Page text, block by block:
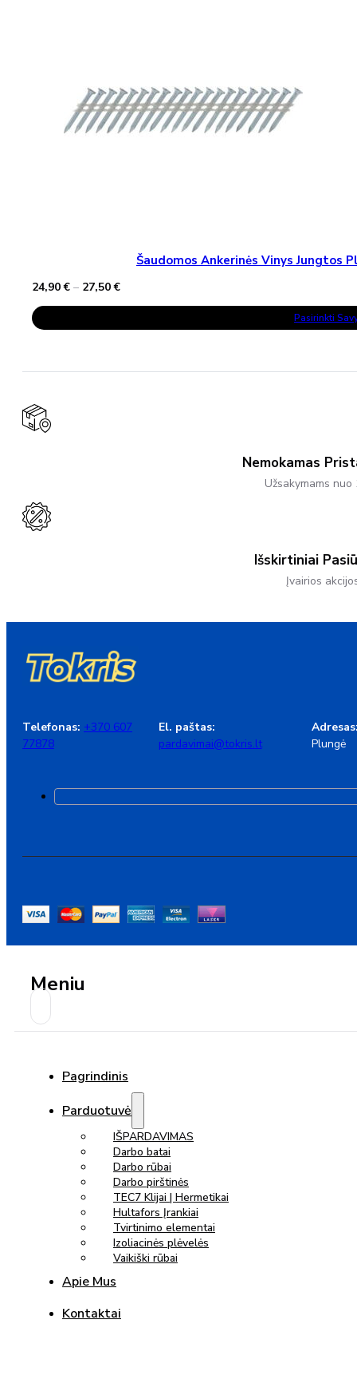
Šaudomos Ankerinės Vinys Jungtos
24,90€ – 27,50€Price
through
Pasirinkti
This
Product
Has
The
Be
Chosen
On
Nemokamas
Užsakymams nuo
Išskirtiniai
Įvairios
Telefonas: +370 607
77878
El. paštas:
pardavimai@tokris.lt
Plungė
Meniu
Pagrindinis
Parduotuvė
IŠPARDAVIMAS
Darbo batai
Darbo rūbai
Darbo pirštinės
TEC7 Klijai | Hermetikai
Hultafors Įrankiai
Tvirtinimo elementai
Izoliacinės plėvelės
Vaikiški rūbai
Apie Mus
Kontaktai